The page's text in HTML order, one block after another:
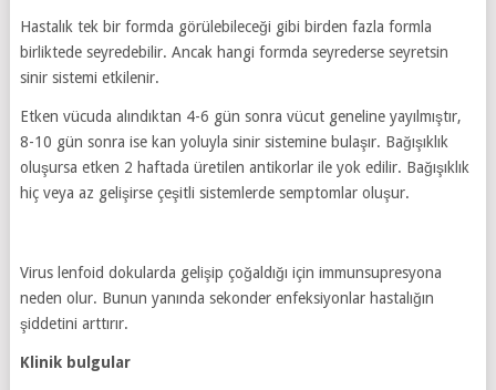
Hastalık tek bir formda görülebileceği gibi birden fazla formla
birliktede seyredebilir. Ancak hangi formda seyrederse seyretsin
sinir sistemi etkilenir.
Etken vücuda alındıktan 4-6 gün sonra vücut geneline yayılmıştır,
8-10 gün sonra ise kan yoluyla sinir sistemine bulaşır. Bağışıklık
oluşursa etken 2 haftada üretilen antikorlar ile yok edilir. Bağışıklık
hiç veya az gelişirse çeşitli sistemlerde semptomlar oluşur.
Virus lenfoid dokularda gelişip çoğaldığı için immunsupresyona
neden olur. Bunun yanında sekonder enfeksiyonlar hastalığın
şiddetini arttırır.
Klinik bulgular